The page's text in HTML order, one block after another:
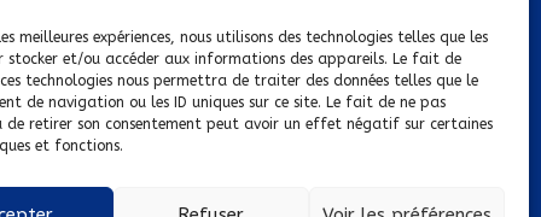
meilleures expériences, nous utilisons des technologies telles que les
stocker et/ou accéder aux informations des appareils. Le fait de
technologies nous permettra de traiter des données telles que le
de navigation ou les ID uniques sur ce site. Le fait de ne pas
de retirer son consentement peut avoir un effet négatif sur certaines
et fonctions.
de confidentialité
de cookies
suivre sur :